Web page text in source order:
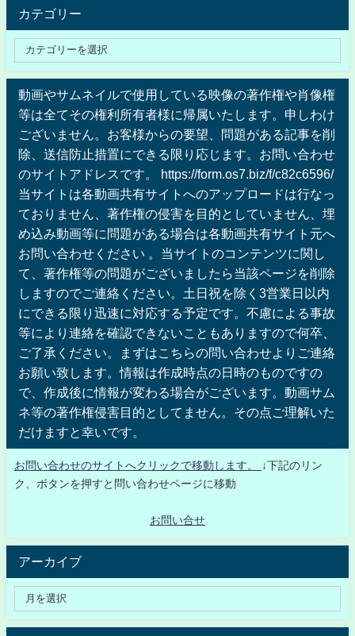
カテゴリー
動画やサムネイルで使用している映像の著作権や肖像権
等は全てその権利所有者様に帰属いたします。申しわけ
ございません。お客様からの要望、問題がある記事を削
除、送信防止措置にできる限り応じます。お問い合わせ
のサイトアドレスです。 https://form.os7.biz/f/c82c6596/
当サイトは各動画共有サイトへのアップロードは行なっ
ておりません、著作権の侵害を目的としていません、埋
め込み動画等に問題がある場合は各動画共有サイト元へ
お問い合わせください 。当サイトのコンテンツに関し
て、著作権等の問題がございましたら当該ページを削除
しますのでご連絡ください。土日祝を除く3営業日以内
にできる限り迅速に対応する予定です。不慮による事故
等により連絡を確認できないこともありますので何卒、
ご了承ください。まずはこちらの問い合わせよりご連絡
お願い致します。情報は作成時点の日時のものですの
で、作成後に情報が変わる場合がございます。動画サム
ネ等の著作権侵害目的としてません。その点ご理解いた
だけますと幸いです。
お問い合わせのサイトへクリックで移動します。
↓下記のリン
ク、ボタンを押すと問い合わせページに移動
お問い合せ
アーカイブ